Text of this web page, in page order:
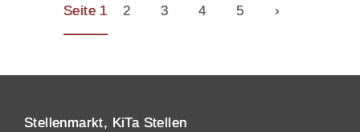
Seite 1 2 3 4 5 ›
Stellenmarkt, KiTa Stellen